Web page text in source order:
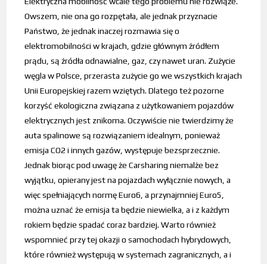
Owszem, nie ona go rozpętała, ale jednak przyznacie
Państwo, że jednak inaczej rozmawia się o
elektromobilności w krajach, gdzie głównym źródłem
prądu, są źródła odnawialne, gaz, czy nawet uran. Zużycie
węgla w Polsce, przerasta zużycie go we wszystkich krajach
Unii Europejskiej razem wziętych. Dlatego też pozorne
korzyść ekologiczna związana z użytkowaniem pojazdów
elektrycznych jest znikoma. Oczywiście nie twierdzimy że
auta spalinowe są rozwiązaniem idealnym, ponieważ
emisja CO2 i innych gazów, występuje bezsprzecznie.
Jednak biorąc pod uwagę że Carsharing niemalże bez
wyjątku, opierany jest na pojazdach wyłącznie nowych, a
więc spełniających normę Euro6, a przynajmniej Euro5,
można uznać że emisja ta będzie niewielka, a i z każdym
rokiem będzie spadać coraz bardziej. Warto również
wspomnieć przy tej okazji o samochodach hybrydowych,
które również występują w systemach zagranicznych, a i